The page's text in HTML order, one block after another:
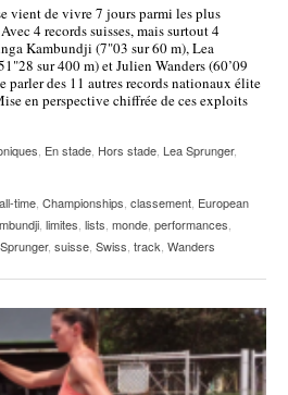
vient de vivre 7 jours parmi les plus
4 records suisses, mais surtout 4
Kambundji (7"03 sur 60 m), Lea
sur 400 m) et Julien Wanders (60’09
parler des 11 autres records nationaux élite
en perspective chiffrée de ces exploits
En stade Hors stade Lea Sprunger,
all-time Championships classement European
limites lists monde performances
Sprunger, suisse Swiss track Wanders